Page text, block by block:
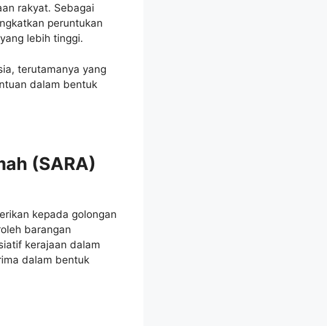
rakyat. Sebagai
peruntukan
lebih tinggi.
terutamanya yang
dalam bentuk
(SARA)
kepada golongan
barangan
kerajaan dalam
dalam bentuk